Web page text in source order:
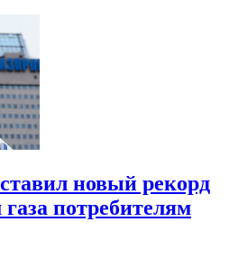
новый рекорд
потребителям